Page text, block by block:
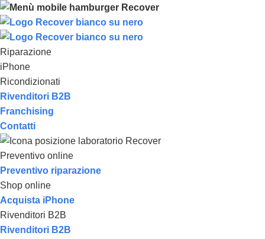
Riparazione
iPhone
Ricondizionati
Rivenditori B2B
Franchising
Contatti
Preventivo online
Preventivo riparazione
Shop online
Acquista iPhone
Rivenditori B2B
Rivenditori B2B